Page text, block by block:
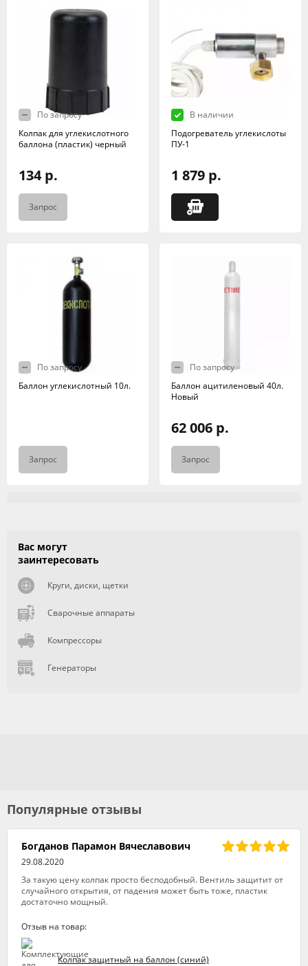
По запросу
Колпак для углекислотного
баллона (пластик) черный
134 р.
Запрос
В наличии
Подогреватель углекислоты
ПУ-1
1 879 р.
По запросу
Баллон углекислотный 10л.
Запрос
По запросу
Баллон ацитиленовый 40л.
Новый
62 006 р.
Запрос
Вас могут
заинтересовать
Круги, диски, щетки
Сварочные аппараты
Компрессоры
Генераторы
Популярные отзывы
Богданов Парамон Вячеславович
29.08.2020
За такую цену колпак просто бесподобный. Вентиль защитит от
случайного открытия, от падения может быть тоже, пластик
достаточно мощный.
Отзыв на товар:
Колпак защитный на баллон (синий)